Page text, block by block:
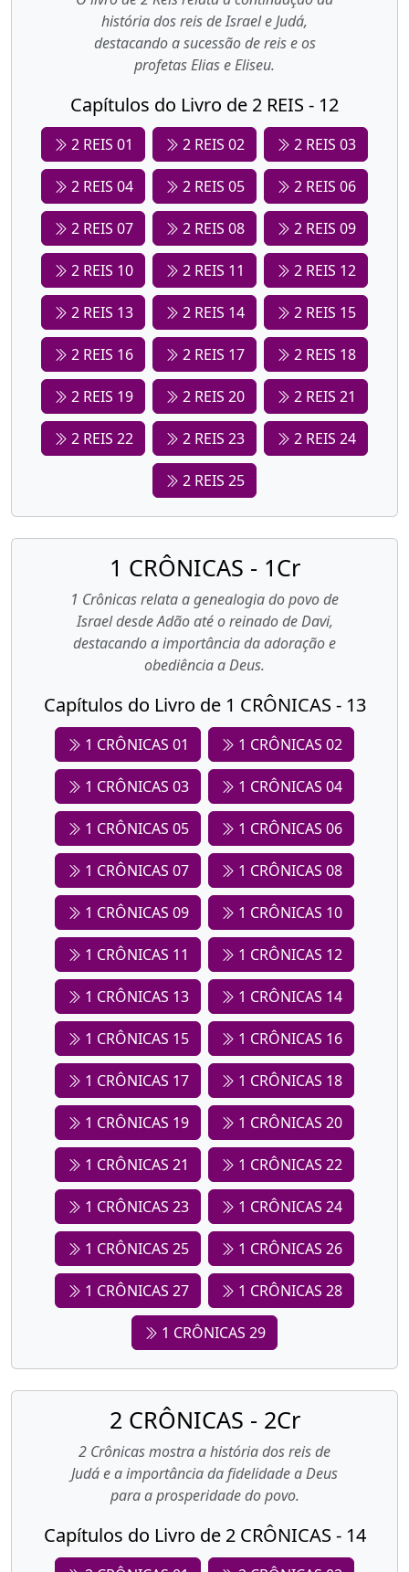
história dos reis de Israel e Judá,
destacando a sucessão de reis e os
profetas Elias e Eliseu.
Capítulos do Livro de 2 REIS - 12
2 REIS 01 2 REIS 02 2 REIS 03
2 REIS 04 2 REIS 05 2 REIS 06
2 REIS 07 2 REIS 08 2 REIS 09
2 REIS 10 2 REIS 11 2 REIS 12
2 REIS 13 2 REIS 14 2 REIS 15
2 REIS 16 2 REIS 17 2 REIS 18
2 REIS 19 2 REIS 20 2 REIS 21
2 REIS 22 2 REIS 23 2 REIS 24
2 REIS 25
1 CRÔNICAS - 1Cr
1 Crônicas relata a genealogia do povo de
Israel desde Adão até o reinado de Davi,
destacando a importância da adoração e
obediência a Deus.
Capítulos do Livro de 1 CRÔNICAS - 13
1 CRÔNICAS 01 1 CRÔNICAS 02
1 CRÔNICAS 03 1 CRÔNICAS 04
1 CRÔNICAS 05 1 CRÔNICAS 06
1 CRÔNICAS 07 1 CRÔNICAS 08
1 CRÔNICAS 09 1 CRÔNICAS 10
1 CRÔNICAS 11 1 CRÔNICAS 12
1 CRÔNICAS 13 1 CRÔNICAS 14
1 CRÔNICAS 15 1 CRÔNICAS 16
1 CRÔNICAS 17 1 CRÔNICAS 18
1 CRÔNICAS 19 1 CRÔNICAS 20
1 CRÔNICAS 21 1 CRÔNICAS 22
1 CRÔNICAS 23 1 CRÔNICAS 24
1 CRÔNICAS 25 1 CRÔNICAS 26
1 CRÔNICAS 27 1 CRÔNICAS 28
1 CRÔNICAS 29
2 CRÔNICAS - 2Cr
2 Crônicas mostra a história dos reis de
Judá e a importância da fidelidade a Deus
para a prosperidade do povo.
Capítulos do Livro de 2 CRÔNICAS - 14